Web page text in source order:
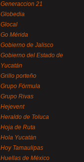
Generaccion 21
Globedia
Glocal
Go Mérida
Gobierno de Jalisco
Gobierno del Estado de
Yucatán
Grillo porteño
Grupo Fórmula
Grupo Rivas
Hejevent
Heraldo de Toluca
Hoja de Ruta
Hola Yucatán
Hoy Tamaulipas
Huellas de México